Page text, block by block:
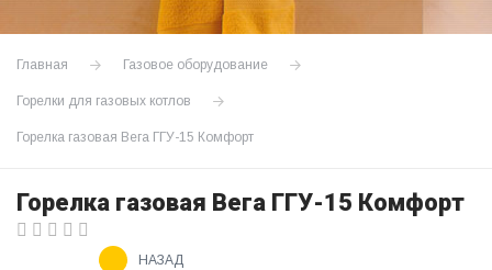
Главная Газовое оборудование
Горелки для газовых котлов
Горелка газовая Вега ГГУ-15 Комфорт
Горелка газовая Вега ГГУ-15 Комфорт
НАЗАД